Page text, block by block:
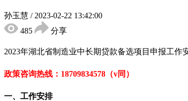
孙玉慧 / 2023-02-22 13:42:00
485
分享
2023年湖北省制造业中长期贷款备选项目申报工作
政策咨询热线： 18709834578（v同）
一、工作安排